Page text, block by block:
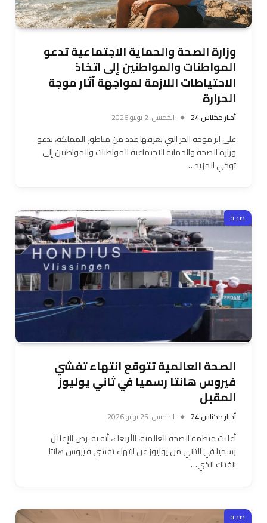
وزارة الصحة والحماية الاجتماعية تدعو
المواطنات والمواطنين إلى اتخاذ
الاحتياطات اللازمة لمواجهة آثار موجة
الحرارة
أخبار مكناس 24 الخميس، 2 يوليو 2026
على إثر موجة الحر التي تعرفها عدد من مناطق المملكة، تدعو
وزارة الصحة والحماية الاجتماعية المواطنات والمواطنين إلى
توخي المزيد…
صحة
الصحة العالمية تتوقع انتهاء تفشي
فيروس هانتا رسميا في ثاني يوليوز
المقبل
أخبار مكناس 24 الخميس، 25 يونيو 2026
أعلنت منظمة الصحة العالمية، الأربعاء، أنه يفترض الإعلان
رسميا في الثاني من يوليوز عن انتهاء تفشي فيروس هانتا
الفتاك الذي…
صحة